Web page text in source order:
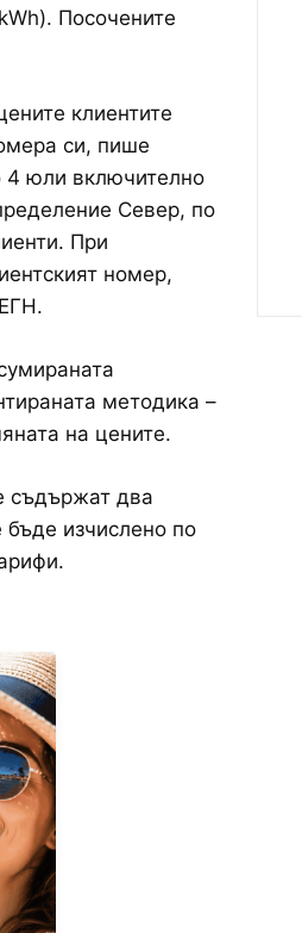
Посочените
клиентите
си, пише
4 юли включително
Север, по
При
номер,
методика –
на цените.
съдържат два
изчислено по